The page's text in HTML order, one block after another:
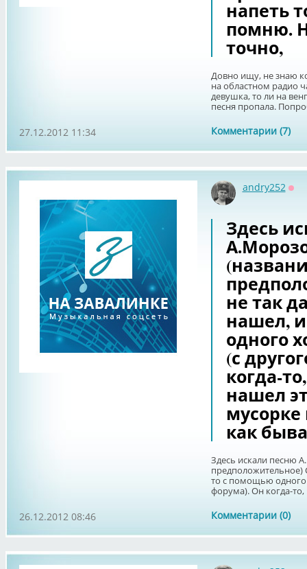
напеть
помню.
точно,
Довно ищу, не знаю
на областном радио
девушка, то ли на
песня пропала.
Комментарии (7)
27.12.2012 11:34
andry252
Здесь
не так
нашел,
одного
(с
когда-
нашел
как
Здесь искали песню
предположительное)
то с помощью одного
форума). Он когда-
Комментарии (0)
26.12.2012 08:46